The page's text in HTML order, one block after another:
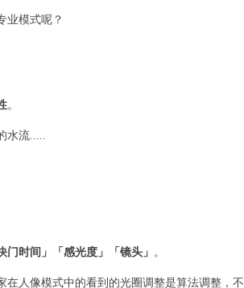
业模式呢？
。
水流.....
门时间」「感光度」「镜头」 。
在人像模式中的看到的光圈调整是算法调整，不